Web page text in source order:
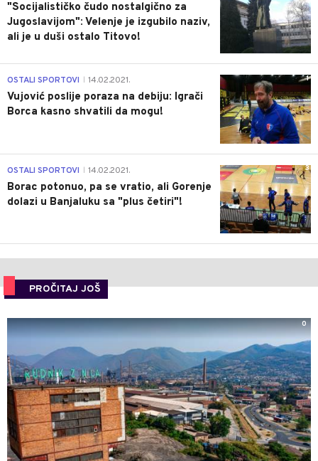
"Socijalističko čudo nostalgično za
Jugoslavijom": Velenje je izgubilo naziv,
ali je u duši ostalo Titovo!
1
OSTALI SPORTOVI 14.02.2021.
Vujović poslije poraza na debiju: Igrači
Borca kasno shvatili da mogu!
3
OSTALI SPORTOVI 14.02.2021.
Borac potonuo, pa se vratio, ali Gorenje
dolazi u Banjaluku sa "plus četiri"!
PROČITAJ JOŠ
0